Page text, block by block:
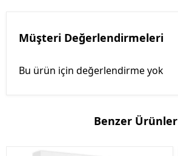
Müşteri Değerlendirmeleri
Bu ürün için değerlendirme yok
Benzer Ürünler